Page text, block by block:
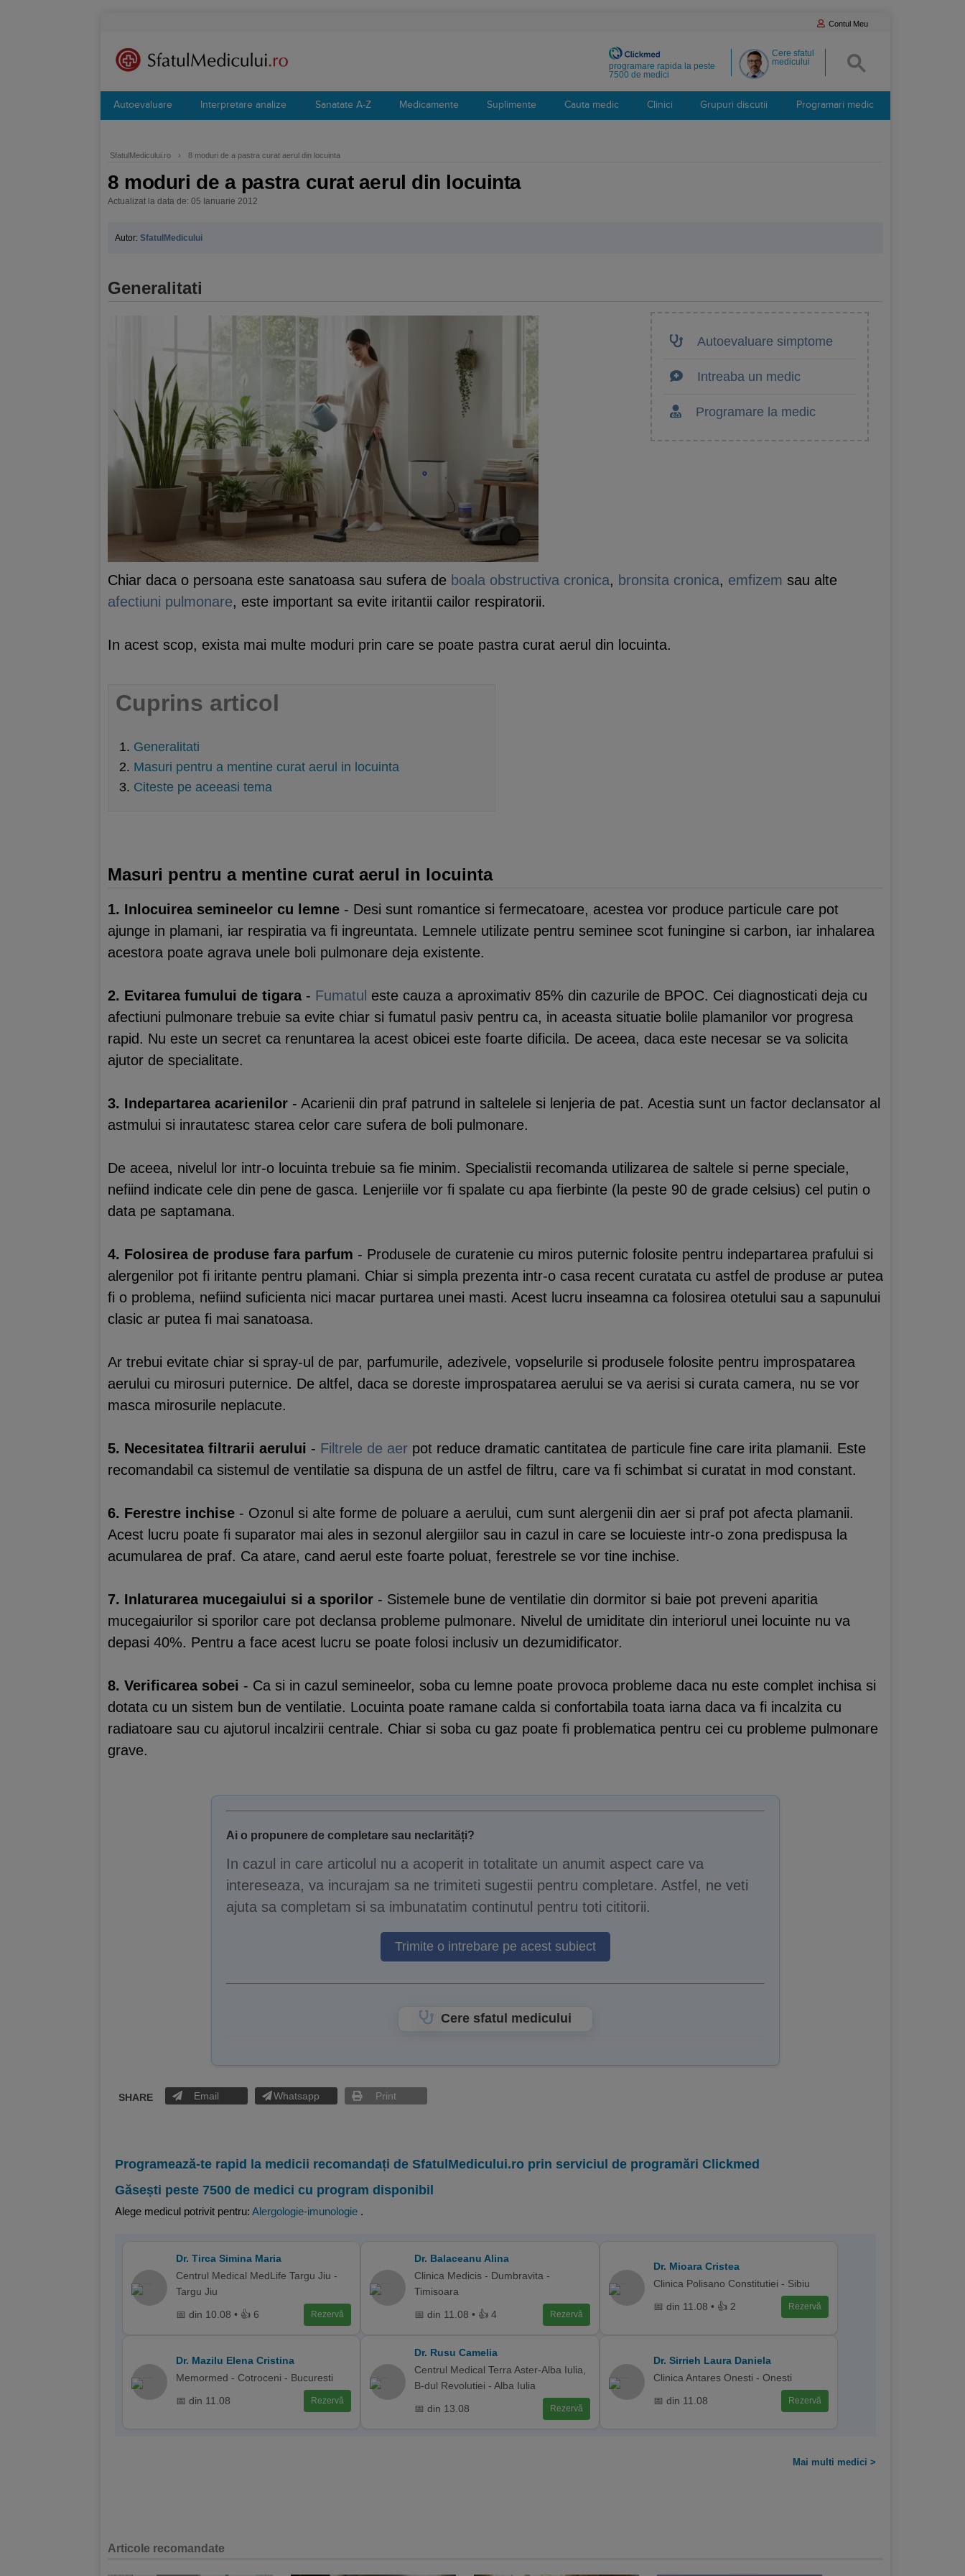
Contul Meu
Cere sfatul
medicului
programare rapida la peste
7500 de medici
Autoevaluare Interpretare analize Sanatate A-Z Medicamente Suplimente Cauta medic Clinici Grupuri discutii Programari medic
SfatulMedicului.ro › 8 moduri de a pastra curat aerul din locuinta
8 moduri de a pastra curat aerul din locuinta
Actualizat la data de: 05 Ianuarie 2012
Autor: SfatulMedicului
Generalitati
Autoevaluare simptome
Intreaba un medic
Programare la medic
Chiar daca o persoana este sanatoasa sau sufera de boala obstructiva cronica, bronsita cronica, emfizem sau alte
afectiuni pulmonare, este important sa evite iritantii cailor respiratorii.
In acest scop, exista mai multe moduri prin care se poate pastra curat aerul din locuinta.
Cuprins articol
Generalitati
Masuri pentru a mentine curat aerul in locuinta
Citeste pe aceeasi tema
Masuri pentru a mentine curat aerul in locuinta
1. Inlocuirea semineelor cu lemne - Desi sunt romantice si fermecatoare, acestea vor produce particule care pot
ajunge in plamani, iar respiratia va fi ingreuntata. Lemnele utilizate pentru seminee scot funingine si carbon, iar inhalarea
acestora poate agrava unele boli pulmonare deja existente.
2. Evitarea fumului de tigara- Fumatul este cauza a aproximativ 85% din cazurile de BPOC. Cei diagnosticati deja cu
afectiuni pulmonare trebuie sa evite chiar si fumatul pasiv pentru ca, in aceasta situatie bolile plamanilor vor progresa
rapid. Nu este un secret ca renuntarea la acest obicei este foarte dificila. De aceea, daca este necesar se va solicita
ajutor de specialitate.
3. Indepartarea acarienilor - Acarienii din praf patrund in saltelele si lenjeria de pat. Acestia sunt un factor declansator al
astmului si inrautatesc starea celor care sufera de boli pulmonare.
De aceea, nivelul lor intr-o locuinta trebuie sa fie minim. Specialistii recomanda utilizarea de saltele si perne speciale,
nefiind indicate cele din pene de gasca. Lenjeriile vor fi spalate cu apa fierbinte (la peste 90 de grade celsius) cel putin o
data pe saptamana.
4. Folosirea de produse fara parfum - Produsele de curatenie cu miros puternic folosite pentru indepartarea prafului si
alergenilor pot fi iritante pentru plamani. Chiar si simpla prezenta intr-o casa recent curatata cu astfel de produse ar putea
fi o problema, nefiind suficienta nici macar purtarea unei masti. Acest lucru inseamna ca folosirea otetului sau a sapunului
clasic ar putea fi mai sanatoasa.
Ar trebui evitate chiar si spray-ul de par, parfumurile, adezivele, vopselurile si produsele folosite pentru improspatarea
aerului cu mirosuri puternice. De altfel, daca se doreste improspatarea aerului se va aerisi si curata camera, nu se vor
masca mirosurile neplacute.
5. Necesitatea filtrarii aerului - Filtrele de aer pot reduce dramatic cantitatea de particule fine care irita plamanii. Este
recomandabil ca sistemul de ventilatie sa dispuna de un astfel de filtru, care va fi schimbat si curatat in mod constant.
6. Ferestre inchise - Ozonul si alte forme de poluare a aerului, cum sunt alergenii din aer si praf pot afecta plamanii.
Acest lucru poate fi suparator mai ales in sezonul alergiilor sau in cazul in care se locuieste intr-o zona predispusa la
acumularea de praf. Ca atare, cand aerul este foarte poluat, ferestrele se vor tine inchise.
7. Inlaturarea mucegaiului si a sporilor - Sistemele bune de ventilatie din dormitor si baie pot preveni aparitia
mucegaiurilor si sporilor care pot declansa probleme pulmonare. Nivelul de umiditate din interiorul unei locuinte nu va
depasi 40%. Pentru a face acest lucru se poate folosi inclusiv un dezumidificator.
8. Verificarea sobei - Ca si in cazul semineelor, soba cu lemne poate provoca probleme daca nu este complet inchisa si
dotata cu un sistem bun de ventilatie. Locuinta poate ramane calda si confortabila toata iarna daca va fi incalzita cu
radiatoare sau cu ajutorul incalzirii centrale. Chiar si soba cu gaz poate fi problematica pentru cei cu probleme pulmonare
grave.
Ai o propunere de completare sau neclarități?
In cazul in care articolul nu a acoperit in totalitate un anumit aspect care va
intereseaza, va incurajam sa ne trimiteti sugestii pentru completare. Astfel, ne veti
ajuta sa completam si sa imbunatatim continutul pentru toti cititorii.
Trimite o intrebare pe acest subiect
Cere sfatul medicului
SHARE Email Whatsapp Print
Programează-te rapid la medicii recomandați de SfatulMedicului.ro prin serviciul de programări Clickmed
Găsești peste 7500 de medici cu program disponibil
Alege medicul potrivit pentru: Alergologie-imunologie .
Dr. Tirca Simina Maria
Centrul Medical MedLife Targu Jiu -
Targu Jiu
📅 din 10.08 • 👍 6 Rezervă
Dr. Balaceanu Alina
Clinica Medicis - Dumbravita -
Timisoara
📅 din 11.08 • 👍 4 Rezervă
Dr. Mioara Cristea
Clinica Polisano Constitutiei - Sibiu
📅 din 11.08 • 👍 2 Rezervă
Dr. Mazilu Elena Cristina
Memormed - Cotroceni - Bucuresti
📅 din 11.08 Rezervă
Dr. Rusu Camelia
Centrul Medical Terra Aster-Alba Iulia,
B-dul Revolutiei - Alba Iulia
📅 din 13.08 Rezervă
Dr. Sirrieh Laura Daniela
Clinica Antares Onesti - Onesti
📅 din 11.08 Rezervă
Mai multi medici >
Articole recomandate